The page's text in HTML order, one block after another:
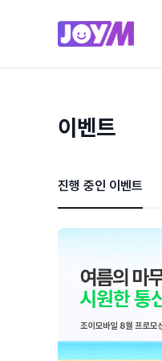
이벤트
진행 중인 이벤트